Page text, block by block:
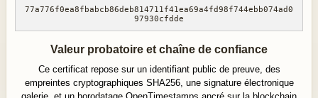
77a776f0ea8fbabcb86deb814711f41ea69a4fd98f744ebb074ad0
97930cfdde
Valeur probatoire et chaîne de confiance
Ce certificat repose sur un identifiant public de preuve, des
empreintes cryptographiques SHA256, une signature électronique